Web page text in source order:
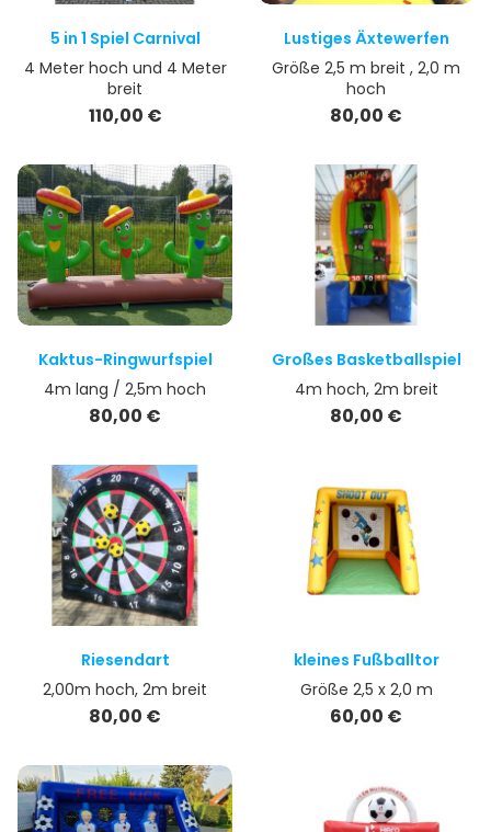
5 in 1 Spiel Carnival
4 Meter hoch und 4 Meter
breit
Preis
110,00 €
Lustiges Äxtewerfen
Größe 2,5 m breit , 2,0 m
hoch
Preis
80,00 €
Kaktus-Ringwurfspiel
4m lang / 2,5m hoch
Preis
80,00 €
Großes Basketballspiel
4m hoch, 2m breit
Preis
80,00 €
Riesendart
2,00m hoch, 2m breit
Preis
80,00 €
kleines Fußballtor
Größe 2,5 x 2,0 m
Preis
60,00 €